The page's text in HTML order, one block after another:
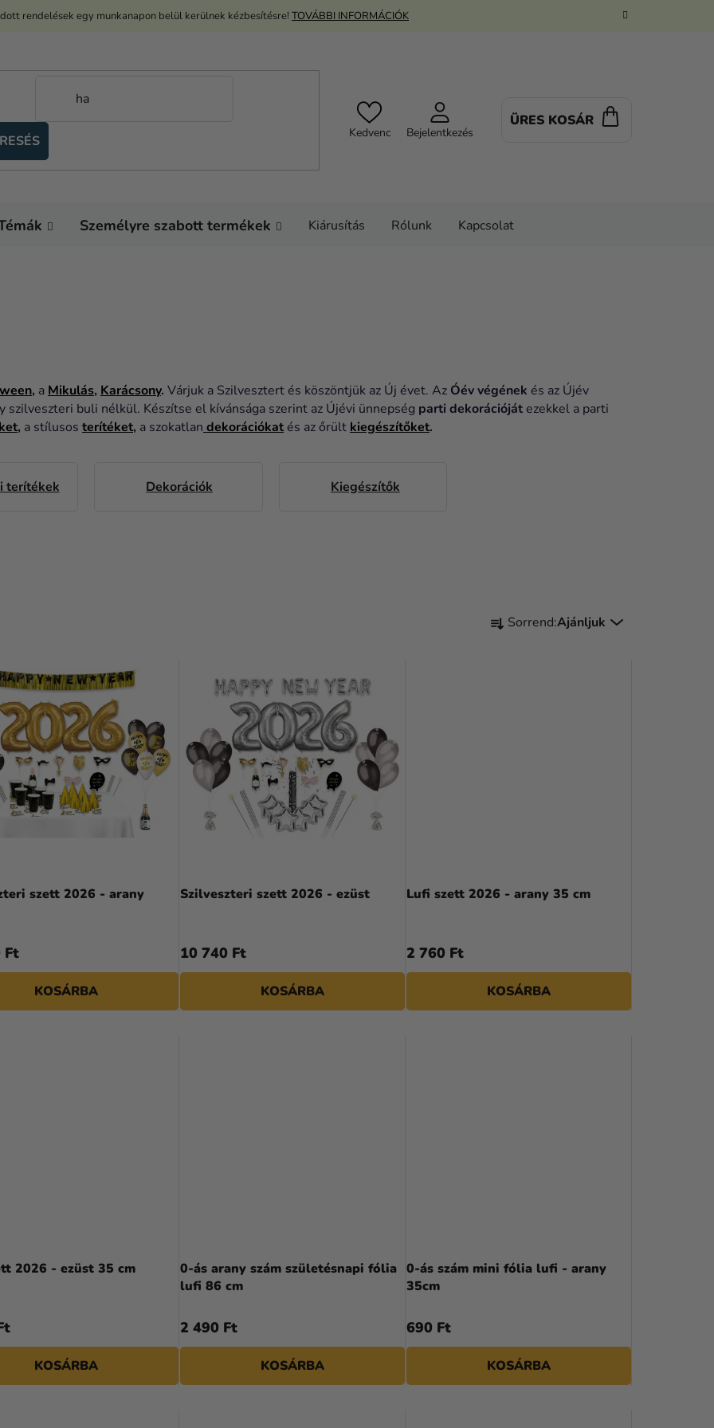
rendelések egy munkanapon belül kerülnek kézbesítésre! TOVÁBBI INFORMÁCIÓK
Kedvenc Bejelentkezés
ÜRES KOSÁR
Személyre szabott termékek Kiárusítás Rólunk Kapcsolat
, a Mikulás, Karácsony. Várjuk a Szilvesztert és köszöntjük az Új évet. Az Óév végének és az Újév
buli nélkül. Készítse el kívánsága szerint az Újévi ünnepség parti dekorációját ezekkel a parti
, a stílusos terítéket, a szokatlan dekorációkat és az őrült kiegészítőket.
terítékek Dekorációk Kiegészítők
T
N
Z
É
Sorrend:Ajánljuk
szett 2026 - arany
Ft
KOSÁRBA
Szilveszteri szett 2026 - ezüst
10 740 Ft
KOSÁRBA
Lufi szett 2026 - arany 35 cm
2 760 Ft
KOSÁRBA
2026 - ezüst 35 cm
KOSÁRBA
0-ás arany szám születésnapi fólia
lufi 86 cm
2 490 Ft
KOSÁRBA
0-ás szám mini fólia lufi - arany
35cm
690 Ft
KOSÁRBA